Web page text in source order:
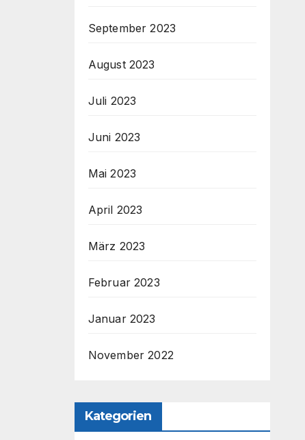
September 2023
August 2023
Juli 2023
Juni 2023
Mai 2023
April 2023
März 2023
Februar 2023
Januar 2023
November 2022
Kategorien